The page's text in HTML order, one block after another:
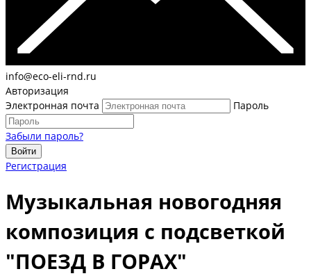
info@eco-eli-rnd.ru
Авторизация
Электронная почта
Пароль
Забыли пароль?
Войти
Регистрация
Музыкальная новогодняя
композиция с подсветкой
"ПОЕЗД В ГОРАХ"